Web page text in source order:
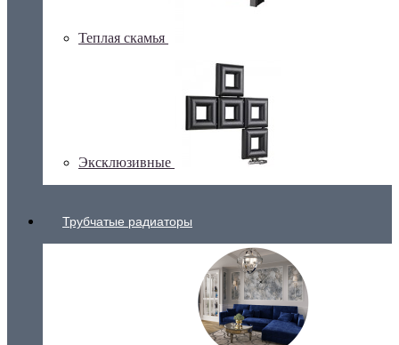
Теплая скамья
Эксклюзивные
Трубчатые радиаторы